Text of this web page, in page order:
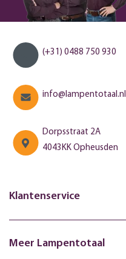
(+31) 0488 750 930
info@lampentotaal.nl
Dorpsstraat 2A
4043KK Opheusden
Klantenservice
Meer Lampentotaal